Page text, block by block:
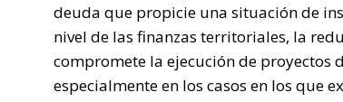
deuda que propicie una situación de
nivel de las finanzas territoriales, la
compromete la ejecución de proyectos
especialmente en los casos en los que